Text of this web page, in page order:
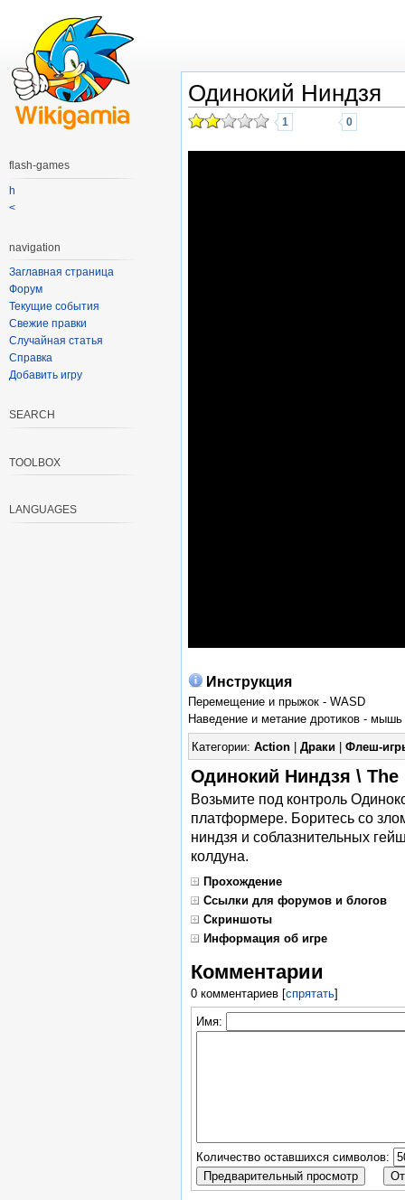
Одинокий Ниндзя
1 0
Инструкция
Перемещение и прыжок - WASD
Наведение и метание дротиков - мышь
Категории: Action| Драки Флеш-
Одинокий Ниндзя \
Возьмите под контроль
платформере. Боритесь со
ниндзя и соблазнительных
колдуна.
Прохождение
Ссылки для форумов и блогов
Скриншоты
Информация об игре
Комментарии
0 комментариев[спрятать]
Имя:
Количество оставшихся символов:
flash-games
h
<
navigation
Заглавная страница
Форум
Текущие события
Свежие правки
Случайная статья
Справка
Добавить игру
SEARCH
TOOLBOX
LANGUAGES